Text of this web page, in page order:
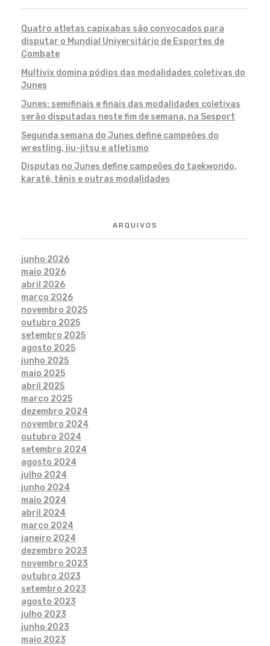
Quatro atletas capixabas são convocados para
disputar o Mundial Universitário de Esportes de
Combate
Multivix domina pódios das modalidades coletivas do
Junes
Junes: semifinais e finais das modalidades coletivas
serão disputadas neste fim de semana, na Sesport
Segunda semana do Junes define campeões do
wrestling, jiu-jitsu e atletismo
Disputas no Junes define campeões do taekwondo,
karatê, tênis e outras modalidades
ARQUIVOS
junho 2026
maio 2026
abril 2026
março 2026
novembro 2025
outubro 2025
setembro 2025
agosto 2025
junho 2025
maio 2025
abril 2025
março 2025
dezembro 2024
novembro 2024
outubro 2024
setembro 2024
agosto 2024
julho 2024
junho 2024
maio 2024
abril 2024
março 2024
janeiro 2024
dezembro 2023
novembro 2023
outubro 2023
setembro 2023
agosto 2023
julho 2023
junho 2023
maio 2023